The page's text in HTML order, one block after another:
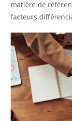
matière de
facteurs